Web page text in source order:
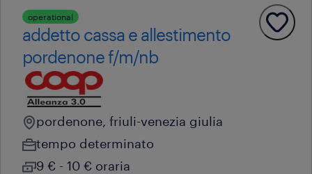
operational
addetto cassa e allestimento
pordenone f/m/nb
pordenone, friuli-venezia giulia
tempo determinato
9 € - 10 € oraria